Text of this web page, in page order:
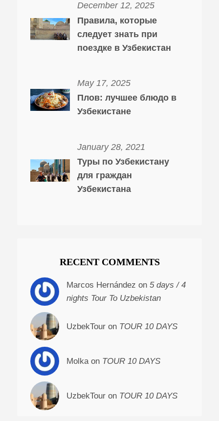
December 12, 2025
Правила, которые
следует знать при
поездке в Узбекистан
May 17, 2025
Плов: лучшее блюдо в
Узбекистане
January 28, 2021
Туры по Узбекистану
для граждан
Узбекистана
RECENT COMMENTS
Marcos Hernández on 5 days / 4
nights Tour To Uzbekistan
UzbekTour on TOUR 10 DAYS
Molka on TOUR 10 DAYS
UzbekTour on TOUR 10 DAYS